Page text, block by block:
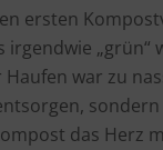
ersten
war zu
das Herz